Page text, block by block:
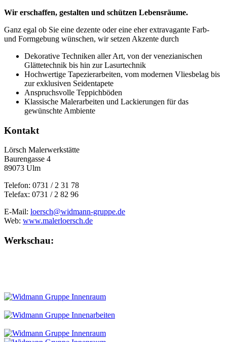
Wir erschaffen, gestalten und schützen Lebensräume.
Ganz egal ob Sie eine dezente oder eine eher extravagante Farb-
und Formgebung wünschen, wir setzen Akzente durch
Dekorative Techniken aller Art, von der venezianischen
Glättetechnik bis hin zur Lasurtechnik
Hochwertige Tapezierarbeiten, vom modernen Vliesbelag bis
zur exklusiven Seidentapete
Anspruchsvolle Teppichböden
Klassische Malerarbeiten und Lackierungen für das
gewünschte Ambiente
Kontakt
Lörsch Malerwerkstätte
Baurengasse 4
89073 Ulm
Telefon: 0731 / 2 31 78
Telefax: 0731 / 2 82 96
E-Mail: loersch@widmann-gruppe.de
Web: www.malerloersch.de
Werkschau: